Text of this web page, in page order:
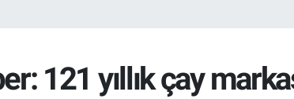
121 yıllık çay